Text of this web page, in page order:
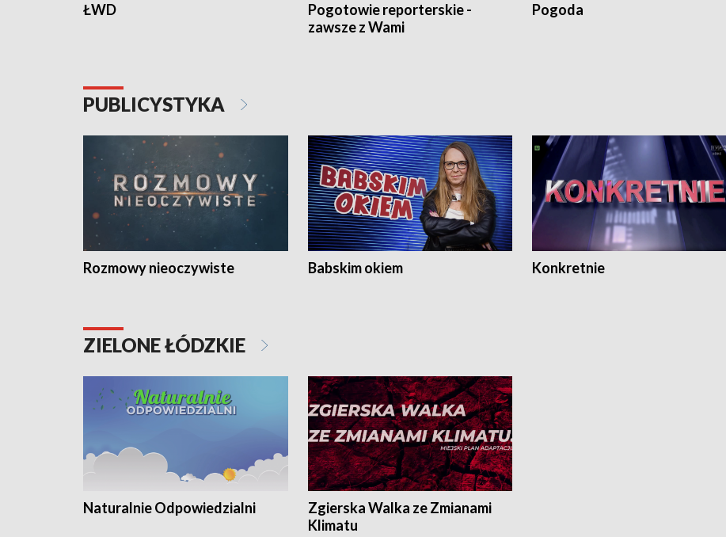
ŁWD
Pogotowie reporterskie -
zawsze z Wami
Pogoda
PUBLICYSTYKA
Rozmowy nieoczywiste Babskim okiem Konkretnie
ZIELONE ŁÓDZKIE
Naturalnie Odpowiedzialni
Zgierska Walka ze Zmianami
Klimatu